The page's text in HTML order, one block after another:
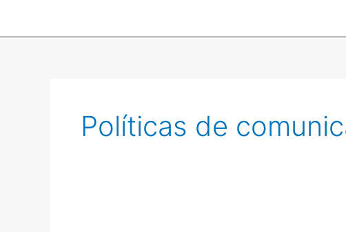
Políticas de